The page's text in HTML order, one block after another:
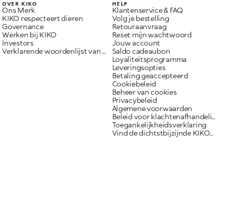
OVER KIKO
Ons Merk
KIKO respecteert dieren
Governance
Werken bij KIKO
Investors
Verklarende woordenlijst van ingrediënten
HELP
Klantenservice & FAQ
Volg je bestelling
Retouraanvraag
Reset mijn wachtwoord
Jouw account
Saldo cadeaubon
Loyaliteitsprogramma
Leveringsopties
Betaling geaccepteerd
Cookiebeleid
Beheer van cookies
Privacybeleid
Algemene voorwaarden
Beleid voor klachtenafhandeling
Toegankelijkheidsverklaring
Vind de dichtstbijzijnde KIKO-winkel